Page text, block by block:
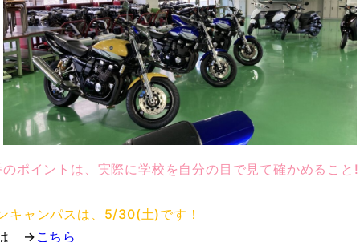
ポイントは、実際に学校を自分の目で見て確かめること
キャンパスは、5/30(土)です！
は →こちら